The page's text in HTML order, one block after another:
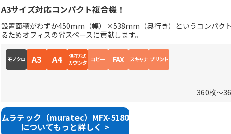
A3サイズ対応コンパクト複合機！
設置面積がわずか450mm（幅）×538mm（奥行き）というコンパク
るためオフィスの省スペースに貢献します。
モノクロ A3 A4 保守方式
カウンタ コピー FAX スキャナ プリント
360枚～
ムラテック（muratec）MFX-5180
についてもっと詳しく >